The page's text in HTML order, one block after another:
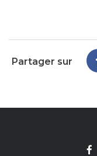
Partager sur